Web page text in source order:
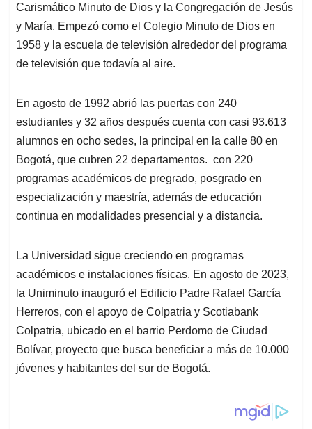
Carismático Minuto de Dios y la Congregación de Jesús
y María. Empezó como el Colegio Minuto de Dios en
1958 y la escuela de televisión alrededor del programa
de televisión que todavía al aire.
En agosto de 1992 abrió las puertas con 240
estudiantes y 32 años después cuenta con casi 93.613
alumnos en ocho sedes, la principal en la calle 80 en
Bogotá, que cubren 22 departamentos. con 220
programas académicos de pregrado, posgrado en
especialización y maestría, además de educación
continua en modalidades presencial y a distancia.
La Universidad sigue creciendo en programas
académicos e instalaciones físicas. En agosto de 2023,
la Uniminuto inauguró el Edificio Padre Rafael García
Herreros, con el apoyo de Colpatria y Scotiabank
Colpatria, ubicado en el barrio Perdomo de Ciudad
Bolívar, proyecto que busca beneficiar a más de 10.000
jóvenes y habitantes del sur de Bogotá.